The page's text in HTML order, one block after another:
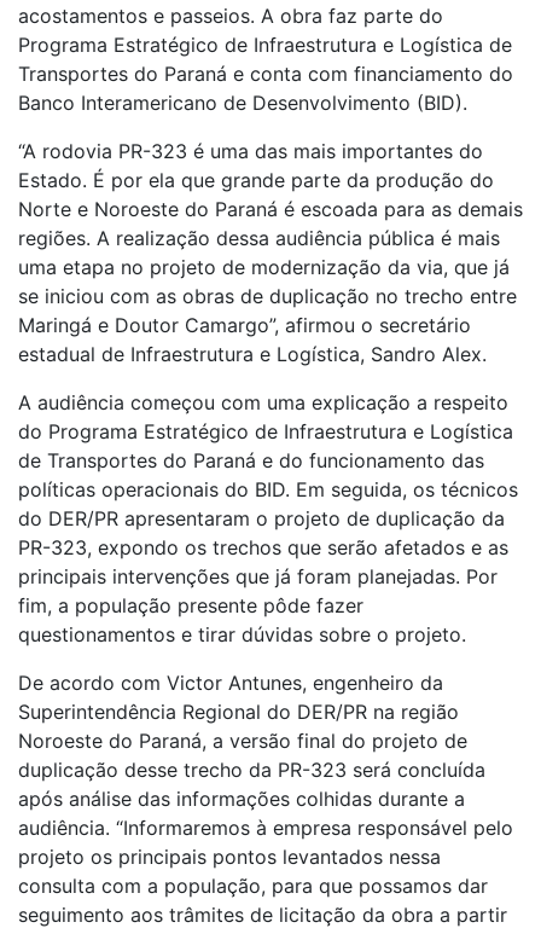
acostamentos e passeios. A obra faz parte do
Programa Estratégico de Infraestrutura e Logística de
Transportes do Paraná e conta com financiamento do
Banco Interamericano de Desenvolvimento (BID).
“A rodovia PR-323 é uma das mais importantes do
Estado. É por ela que grande parte da produção do
Norte e Noroeste do Paraná é escoada para as demais
regiões. A realização dessa audiência pública é mais
uma etapa no projeto de modernização da via, que já
se iniciou com as obras de duplicação no trecho entre
Maringá e Doutor Camargo”, afirmou o secretário
estadual de Infraestrutura e Logística, Sandro Alex.
A audiência começou com uma explicação a respeito
do Programa Estratégico de Infraestrutura e Logística
de Transportes do Paraná e do funcionamento das
políticas operacionais do BID. Em seguida, os técnicos
do DER/PR apresentaram o projeto de duplicação da
PR-323, expondo os trechos que serão afetados e as
principais intervenções que já foram planejadas. Por
fim, a população presente pôde fazer
questionamentos e tirar dúvidas sobre o projeto.
De acordo com Victor Antunes, engenheiro da
Superintendência Regional do DER/PR na região
Noroeste do Paraná, a versão final do projeto de
duplicação desse trecho da PR-323 será concluída
após análise das informações colhidas durante a
audiência. “Informaremos à empresa responsável pelo
projeto os principais pontos levantados nessa
consulta com a população, para que possamos dar
seguimento aos trâmites de licitação da obra a partir